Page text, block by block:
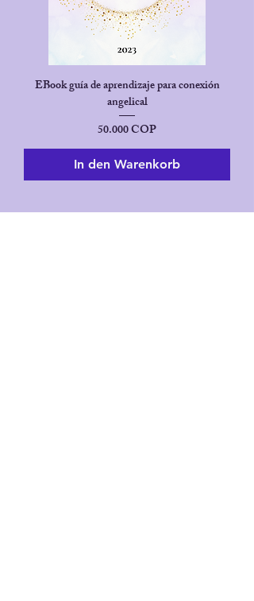
EBook guía de aprendizaje para conexión
angelical
Preis
50.000 COP
In den Warenkorb